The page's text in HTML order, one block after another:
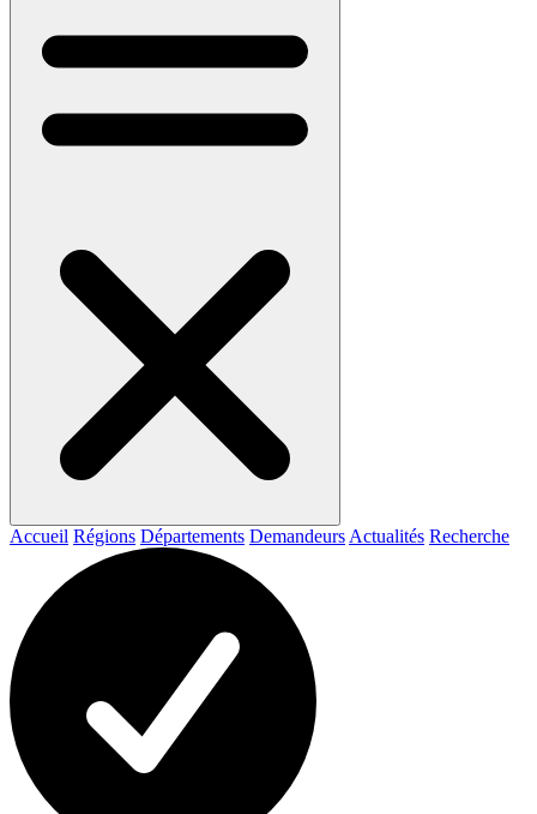
Accueil Régions Départements Demandeurs Actualités Recherche